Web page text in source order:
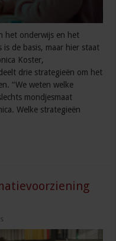
het onderwijs en het
de basis, maar hier staat
Koster,
drie strategieën om het
“We weten welke
mondjesmaat
Welke strategieën